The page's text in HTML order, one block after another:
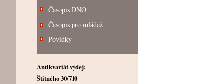
Časopis DNO
Časopis pro mládež
Povídky
Antikvariát výdej:
Štítného 30/710